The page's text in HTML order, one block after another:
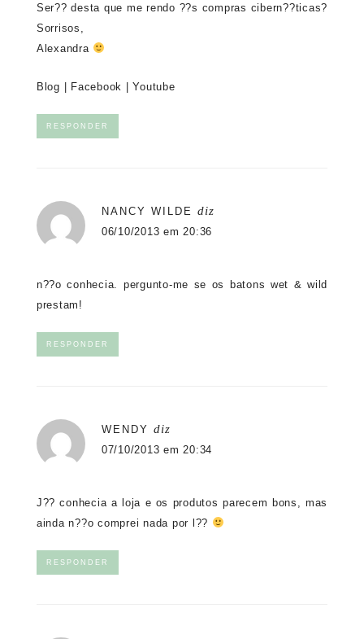
Ser?? desta que me rendo ??s compras cibern??ticas?
Sorrisos,
Alexandra
Blog | Facebook |Youtube
RESPONDER
NANCY WILDE diz
06/10/2013 em 20:36
n??o conhecia. pergunto-me se os batons wet & wild
prestam!
RESPONDER
WENDY diz
07/10/2013 em 20:34
J?? conhecia a loja e os produtos parecem bons, mas
ainda n??o comprei nada por l??
RESPONDER